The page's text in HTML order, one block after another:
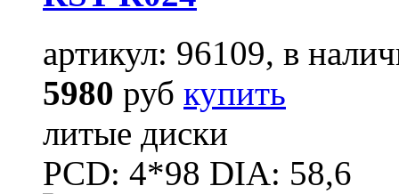
артикул: 96109, в
5980 руб купить
литые диски
PCD: 4*98 DIA: 58,6